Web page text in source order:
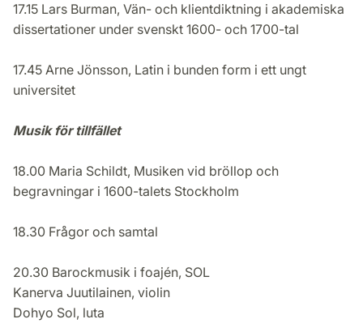
17.15 Lars Burman, Vän- och klientdiktning i akademiska
dissertationer under svenskt 1600- och 1700-tal
17.45 Arne Jönsson, Latin i bunden form i ett ungt
universitet
Musik för tillfället
18.00 Maria Schildt, Musiken vid bröllop och
begravningar i 1600-talets Stockholm
18.30 Frågor och samtal
20.30 Barockmusik i foajén, SOL
Kanerva Juutilainen, violin
Dohyo Sol, luta